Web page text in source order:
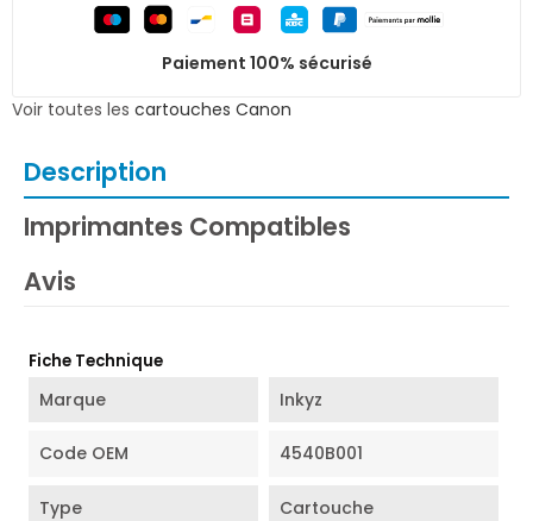
Paiement 100% sécurisé
Voir toutes les cartouches Canon
Description
Imprimantes Compatibles
Avis
Fiche Technique
Marque Inkyz
Code OEM 4540B001
Type Cartouche